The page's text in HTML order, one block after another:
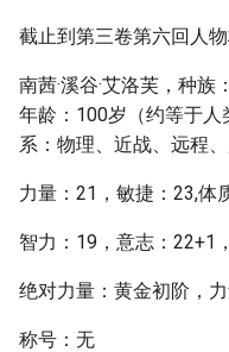
截止到第三卷第六回人
南茜·溪谷·艾洛芙，种族
年龄：100岁（约等于
系：物理、近战、远程
力量：21，敏捷：23,体
智力：19，意志：22+1
绝对力量：黄金初阶，
称号：无